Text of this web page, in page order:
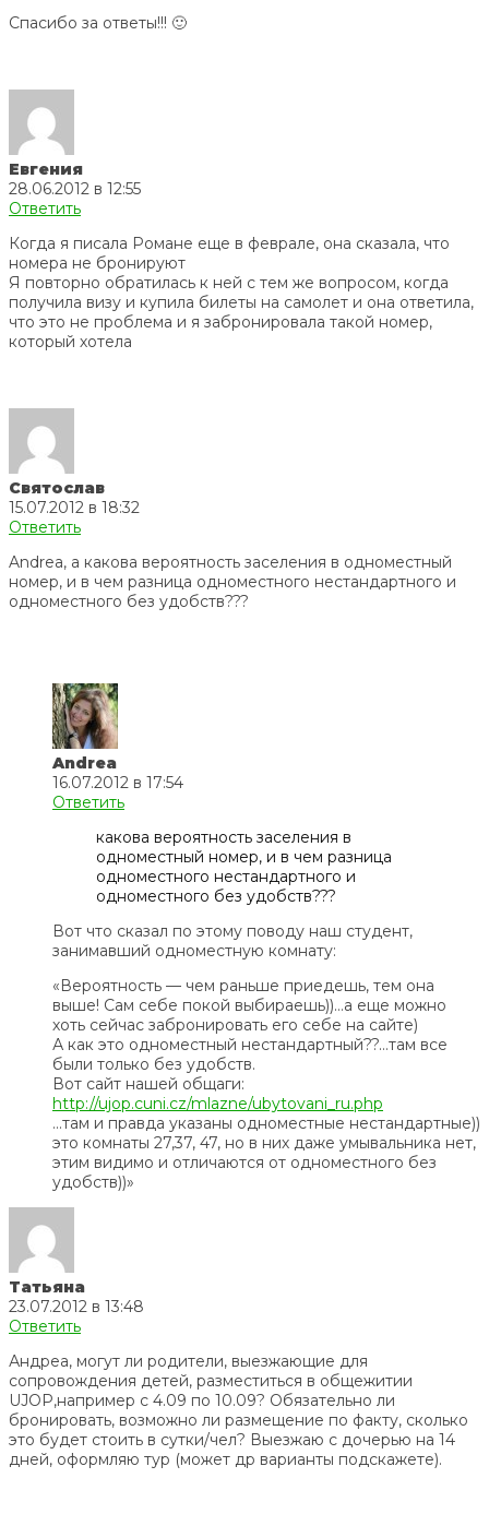
Спасибо за ответы!!! 🙂
Евгения
28.06.2012 в 12:55
Ответить
Когда я писала Романе еще в феврале, она сказала, что
номера не бронируют
Я повторно обратилась к ней с тем же вопросом, когда
получила визу и купила билеты на самолет и она ответила,
что это не проблема и я забронировала такой номер,
который хотела
Святослав
15.07.2012 в 18:32
Ответить
Andrea, а какова вероятность заселения в одноместный
номер, и в чем разница одноместного нестандартного и
одноместного без удобств???
Andrea
16.07.2012 в 17:54
Ответить
какова вероятность заселения в
одноместный номер, и в чем разница
одноместного нестандартного и
одноместного без удобств???
Вот что сказал по этому поводу наш студент,
занимавший одноместную комнату:
«Вероятность — чем раньше приедешь, тем она
выше! Сам себе покой выбираешь))…а еще можно
хоть сейчас забронировать его себе на сайте)
А как это одноместный нестандартный??…там все
были только без удобств.
Вот сайт нашей общаги:
http://ujop.cuni.cz/mlazne/ubytovani_ru.php
…там и правда указаны одноместные нестандартные))
это комнаты 27,37, 47, но в них даже умывальника нет,
этим видимо и отличаются от одноместного без
удобств))»
Татьяна
23.07.2012 в 13:48
Ответить
Андреа, могут ли родители, выезжающие для
сопровождения детей, разместиться в общежитии
UJOP,например с 4.09 по 10.09? Обязательно ли
бронировать, возможно ли размещение по факту, сколько
это будет стоить в сутки/чел? Выезжаю с дочерью на 14
дней, оформляю тур (может др варианты подскажете).